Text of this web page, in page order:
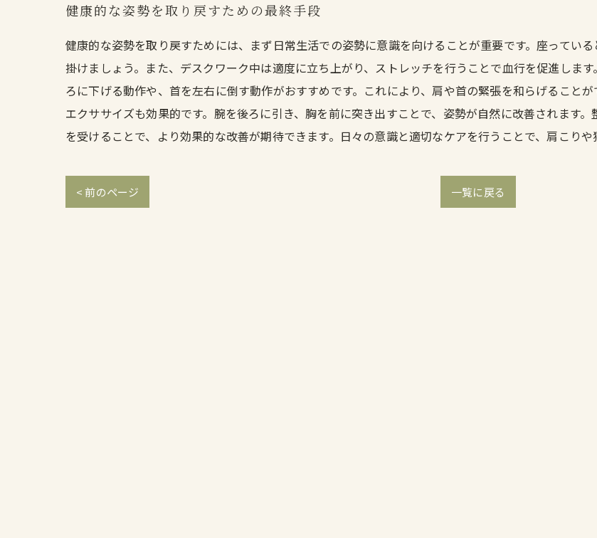
健康的な姿勢を取り戻すための最終手段
健康的な姿勢を取り戻すためには、まず日常生活での姿勢に意識を向けることが重要です。座ってい
掛けましょう。また、デスクワーク中は適度に立ち上がり、ストレッチを行うことで血行を促進しま
ろに下げる動作や、首を左右に倒す動作がおすすめです。これにより、肩や首の緊張を和らげること
エクササイズも効果的です。腕を後ろに引き、胸を前に突き出すことで、姿勢が自然に改善されます
を受けることで、より効果的な改善が期待できます。日々の意識と適切なケアを行うことで、肩こり
< 前のページ 一覧に戻る